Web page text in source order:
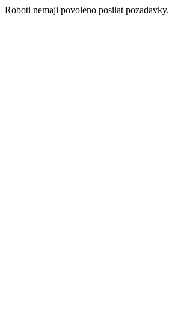
Roboti nemaji povoleno posilat pozadavky.